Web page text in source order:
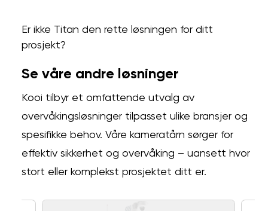
Er ikke Titan den rette løsningen for ditt
prosjekt?
Se våre andre løsninger
Kooi tilbyr et omfattende utvalg av
overvåkingsløsninger tilpasset ulike bransjer og
spesifikke behov. Våre kameratårn sørger for
effektiv sikkerhet og overvåking – uansett hvor
stort eller komplekst prosjektet ditt er.